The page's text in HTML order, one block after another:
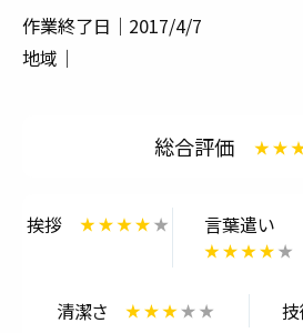
料金一覧
対応事例
ご利用の流れ
作業終了日｜2017/4/7
地域｜
総合評価
挨拶 言葉遣い
清潔さ